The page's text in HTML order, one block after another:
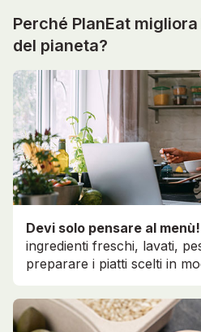
Perché PlanEat
del pianeta?
Devi solo pensare al menù!
ingredienti freschi, lavati,
preparare i piatti scelti in